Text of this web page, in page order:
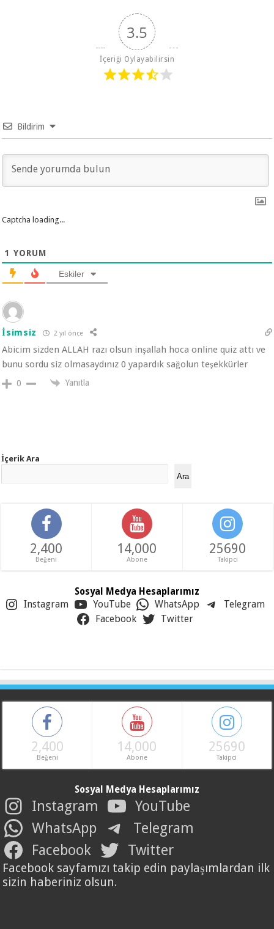
3.5
İçeriği Oylayabilirsin
Bildirim
Captcha loading...
1 YORUM
Eskiler
İsimsiz 2 yıl önce
Abicim sizden ALLAH razı olsun inşallah hoca online quiz attı ve
bunu sordu siz olmasaydınız 0 yapardık sağolun teşekkürler
0 Yanıtla
İçerik Ara
Ara
2,400
Beğeni
14,000
Abone
25690
Takipci
Sosyal Medya Hesaplarımız
Instagram YouTube WhatsApp
Telegram
Facebook
Twitter
2,400
Beğeni
14,000
Abone
25690
Takipci
Sosyal Medya Hesaplarımız
Instagram
YouTube
WhatsApp
Telegram
Facebook
Twitter
Facebook sayfamızı takip edin paylaşımlardan ilk
sizin haberiniz olsun.